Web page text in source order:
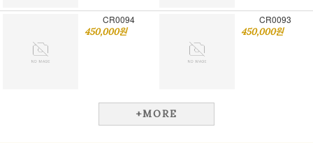
CR0094
450,000원
CR0093
450,000원
+MORE